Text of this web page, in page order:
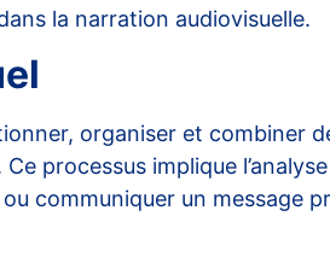
la narration audiovisuelle.
, organiser et combiner
processus implique
communiquer un message